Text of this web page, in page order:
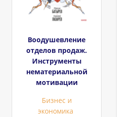
Воодушевление
отделов продаж.
Инструменты
нематериальной
мотивации
Бизнес и
экономика